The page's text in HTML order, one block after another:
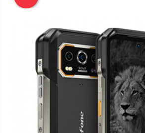
Telefoane mobile Unihertz
Telefoane mobile Cubot
Telefoane mobile Blackview
Telefoane mobile OSCAL
Telefoane mobile Fossibot
Telefoane mobile Lagenio
Telefoane mobile Samsung
Telefoane mobile iSEN